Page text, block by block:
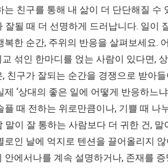
는 친구를 통해 내 삶이 더 단단해질 수
잘될 때 더 선명하게 드러납니다. 일이
복한 순간, 주위의 반응을 살펴보세요.
섞인 한마디를 얹는 사람이 있다면,
친구가 잘되는 순간을 경쟁으로 받아
‘상대의 좋은 일에 어떻게 반응하느
플 때 전하는 위로만큼이나, 기쁠 때
말이 잘 통하는 사람보다 더 귀한 건,
로인 날에 억지로 텐션을 끌어올리지
안에서나를 계속 설명하거나, 존재를